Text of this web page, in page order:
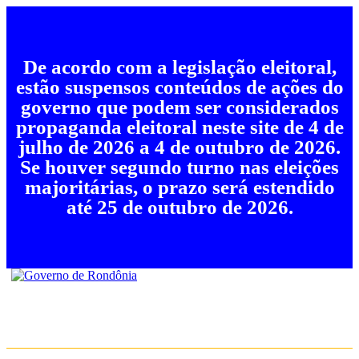
De acordo com a legislação eleitoral,
estão suspensos conteúdos de ações do
governo que podem ser considerados
propaganda eleitoral neste site de 4 de
julho de 2026 a 4 de outubro de 2026.
Se houver segundo turno nas eleições
majoritárias, o prazo será estendido
até 25 de outubro de 2026.